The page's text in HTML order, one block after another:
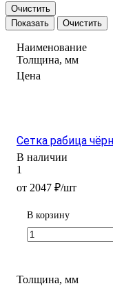
Очистить
Очистить
Наименование
Толщина, мм
Цена
Сетка рабица
В наличии
1
от 2047 ₽/шт
В корзину
Толщина, мм